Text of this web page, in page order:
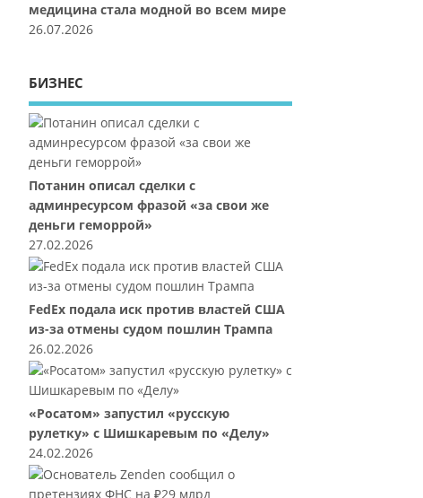
медицина стала модной во всем мире
26.07.2026
БИЗНЕС
Потанин описал сделки с
админресурсом фразой «за свои же
деньги геморрой»
27.02.2026
FedEx подала иск против властей США
из-за отмены судом пошлин Трампа
26.02.2026
«Росатом» запустил «русскую
рулетку» с Шишкаревым по «Делу»
24.02.2026